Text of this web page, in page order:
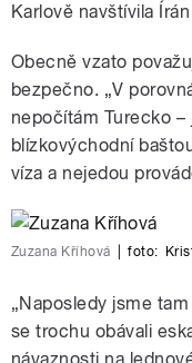
Karlově navštívila
Obecně vzato
bezpečno. „V
nepočítám Turecko
blízkovýchodní
víza a nejedou
Zuzana Kříhová foto:
„Naposledy jsme
se trochu obávali